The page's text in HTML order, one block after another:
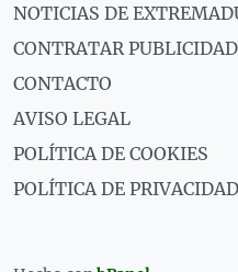
NOTICIAS DE
CONTRATAR PUBLICIDAD
CONTACTO
AVISO LEGAL
POLÍTICA DE COOKIES
POLÍTICA DE PRIVACIDAD